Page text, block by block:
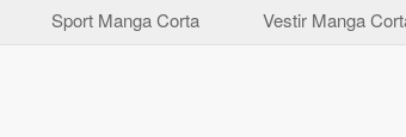
Sport Manga Corta Vestir Manga